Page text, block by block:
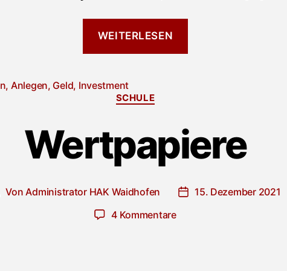
WEITERLESEN
, Anlegen, Geld, Investment
Kategorien
SCHULE
Wertpapiere
Von Administrator HAK Waidhofen Veröffentlichungsdatum
15. Dezember 2021
4 Kommentarezu